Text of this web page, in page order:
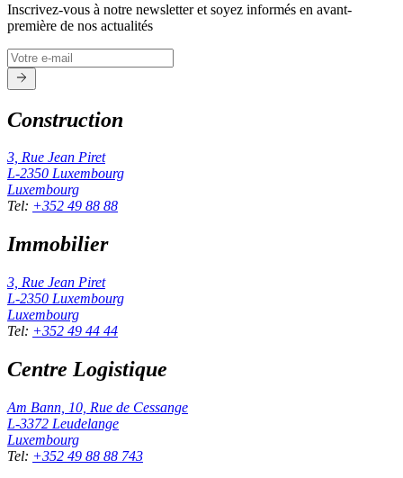
Inscrivez-vous à notre newsletter et soyez informés en avant-
première de nos actualités
Construction
3, Rue Jean Piret
L-2350 Luxembourg
Luxembourg
Tel: +352 49 88 88
Immobilier
3, Rue Jean Piret
L-2350 Luxembourg
Luxembourg
Tel: +352 49 44 44
Centre Logistique
Am Bann, 10, Rue de Cessange
L-3372 Leudelange
Luxembourg
Tel: +352 49 88 88 743